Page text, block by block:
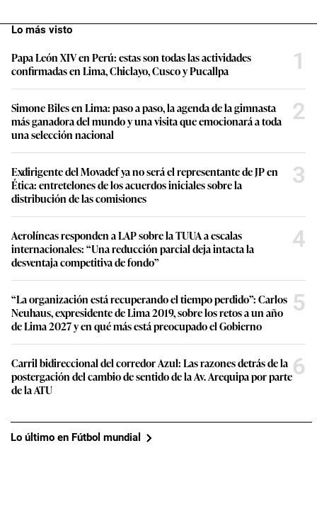
Lo más visto
Papa León XIV en Perú: estas son todas las actividades
confirmadas en Lima, Chiclayo, Cusco y Pucallpa
1
Simone Biles en Lima: paso a paso, la agenda de la gimnasta
más ganadora del mundo y una visita que emocionará a toda
una selección nacional
2
Exdirigente del Movadef ya no será el representante de JP en
Ética: entretelones de los acuerdos iniciales sobre la
distribución de las comisiones
3
Aerolíneas responden a LAP sobre la TUUA a escalas
internacionales: “Una reducción parcial deja intacta la
desventaja competitiva de fondo”
4
“La organización está recuperando el tiempo perdido”: Carlos
Neuhaus, expresidente de Lima 2019, sobre los retos a un año
de Lima 2027 y en qué más está preocupado el Gobierno
5
Carril bidireccional del corredor Azul: Las razones detrás de la
postergación del cambio de sentido de la Av. Arequipa por parte
de la ATU
6
Lo último en Fútbol mundial